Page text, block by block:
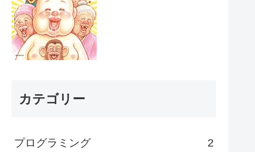
カテゴリー
プログラミング 2